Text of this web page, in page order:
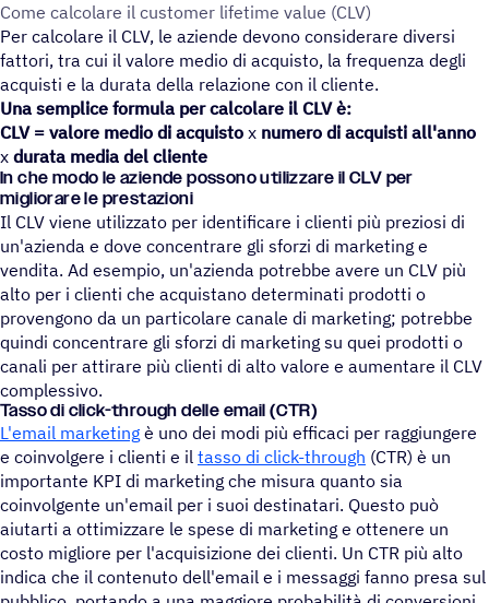
Come calco­lare il custo­mer life­time value (CLV)
Per calcolare il CLV, le aziende devono considerare diversi
fattori, tra cui il valore medio di acquisto, la frequenza degli
acquisti e la durata della relazione con il cliente.
Una semplice formula per calcolare il CLV è:
CLV = valore medio di acquisto x numero di acquisti all'anno
x durata media del cliente
In che modo le aziende possono utilizzare il CLV per
migliorare le prestazioni
Il CLV viene utilizzato per identificare i clienti più preziosi di
un'azienda e dove concentrare gli sforzi di marketing e
vendita. Ad esempio, un'azienda potrebbe avere un CLV più
alto per i clienti che acquistano determinati prodotti o
provengono da un particolare canale di marketing; potrebbe
quindi concentrare gli sforzi di marketing su quei prodotti o
canali per attirare più clienti di alto valore e aumentare il CLV
complessivo.
Tasso di click-through delle email (CTR)
L'email marketing è uno dei modi più efficaci per raggiungere
e coinvolgere i clienti e il tasso di click-through (CTR) è un
importante KPI di marketing che misura quanto sia
coinvolgente un'email per i suoi destinatari. Questo può
aiutarti a ottimizzare le spese di marketing e ottenere un
costo migliore per l'acquisizione dei clienti. Un CTR più alto
indica che il contenuto dell'email e i messaggi fanno presa sul